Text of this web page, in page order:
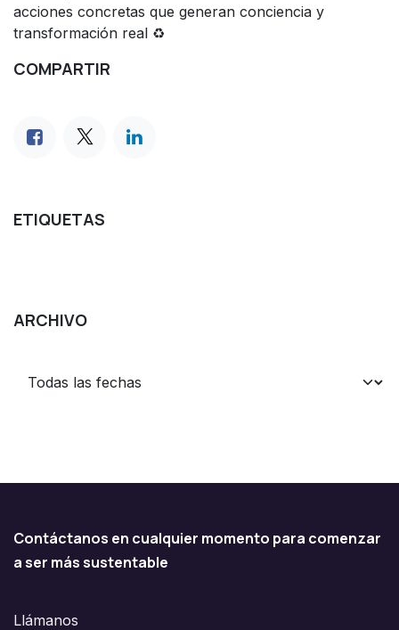
acciones concretas que generan conciencia y
transformación real ♻️
COMPARTIR
ETIQUETAS
ARCHIVO
Contáctanos en cualquier momento para comenzar
a ser más sustentable
Llámanos